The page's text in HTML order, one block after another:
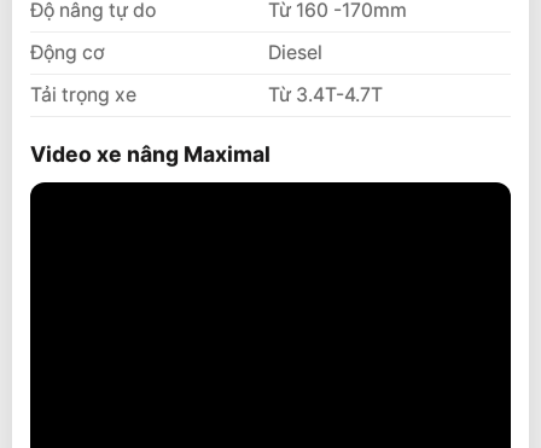
Độ nâng tự do
Từ 160 -170mm
Động cơ
Diesel
Tải trọng xe
Từ 3.4T-4.7T
Video xe nâng Maximal